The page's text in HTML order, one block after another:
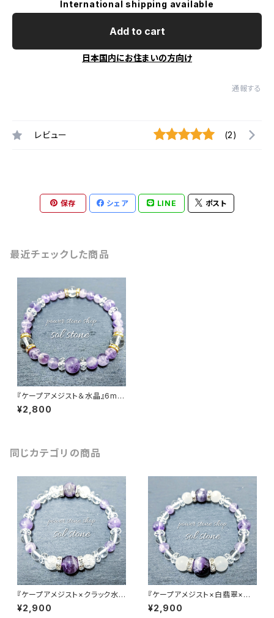
International shipping available
Add to cart
日本国内にお住まいの方向け
通報する
レビュー (2)
保存 シェア LINE ポスト
最近チェックした商品
『ケープアメジスト＆水晶』6mm
8mm天然石パワーストーンブレ
スレット
¥2,800
同じカテゴリの商品
『ケープアメジスト×クラック水
晶×水晶』天然石パワーストーン
ブレスレット
¥2,900
『ケープアメジスト×白翡翠×水
晶』天然石パワーストーンブレス
レット
¥2,900